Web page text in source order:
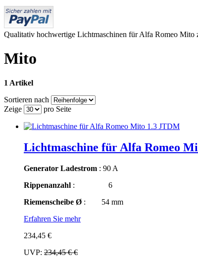
Qualitativ hochwertige Lichtmaschinen für Alfa Romeo Mito
Mito
1 Artikel
Sortieren nach
Zeige
pro Seite
Lichtmaschine für Alfa Romeo
Generator Ladestrom : 90 A
Rippenanzahl : 6
Riemenscheibe Ø : 54 mm
Erfahren Sie mehr
234,45 €
UVP: 234,45 €€